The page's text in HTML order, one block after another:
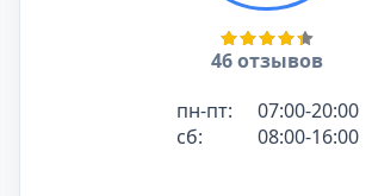
46 отзывов
пн-пт:
07:00-20:00
сб:
08:00-16:00